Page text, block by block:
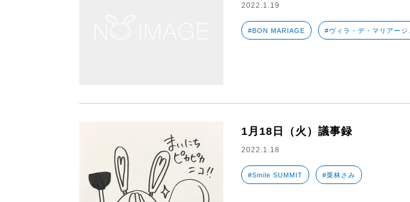
2022.1.19
#BON MARIAGE #ヴィラ・デ・マリアージ
1月18日（火）議事録
2022.1.18
#Smile SUMMIT #栗林さみ